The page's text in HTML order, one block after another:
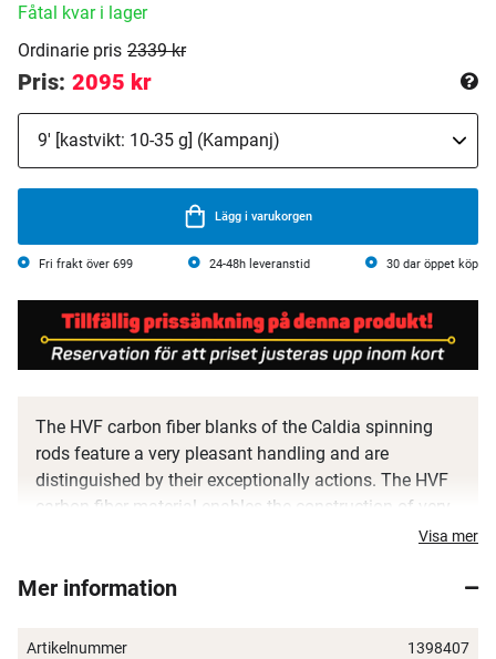
Fåtal kvar i lager
Ordinarie pris 2339 kr
Pris: 2095 kr
Lägg i varukorgen
Fri frakt över 699 24-48h leveranstid 30 dar öppet köp
The HVF carbon fiber blanks of the Caldia spinning
rods feature a very pleasant handling and are
distinguished by their exceptionally actions. The HVF
carbon fiber material enables the construction of very
light and slim – at the same time – extremely resilient
Visa mer
Mer information
Artikelnummer 1398407